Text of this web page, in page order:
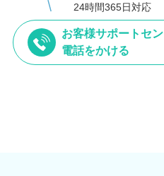
24時間365日対応
お客様サポートセ
電話をかける